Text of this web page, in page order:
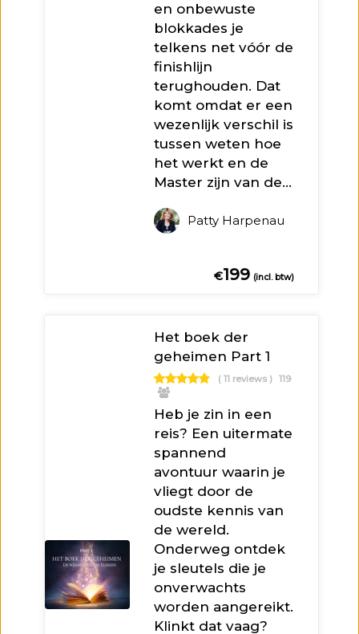
en onbewuste
blokkades je
telkens net vóór de
finishlijn
terughouden. Dat
komt omdat er een
wezenlijk verschil is
tussen weten hoe
het werkt en de
Master zijn van de…
Patty Harpenau
€199 (incl. btw)
Het boek der
geheimen Part 1
( 11 reviews ) 119
Heb je zin in een
reis? Een uitermate
spannend
avontuur waarin je
vliegt door de
oudste kennis van
de wereld.
Onderweg ontdek
je sleutels die je
onverwachts
worden aangereikt.
Klinkt dat vaag?